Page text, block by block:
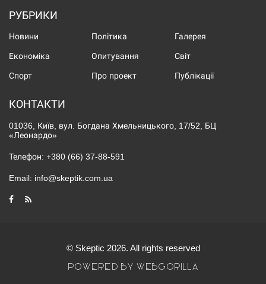
РУБРИКИ
Новини Політика Галерея
Економіка Опитування Світ
Спорт Про проект Публікації
КОНТАКТИ
01036, Київ, вул. Богдана Хмельницького, 17/52, БЦ
«Леонардо»
Телефон: +380 (66) 37-88-591
Email: info@skeptik.com.ua
© Skeptic 2026. All rights reserved
POWERED BY WEBGORILLA